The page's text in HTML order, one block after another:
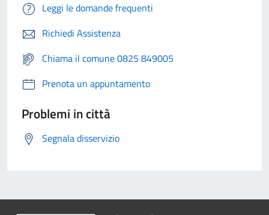
Leggi le domande frequenti
Richiedi Assistenza
Chiama il comune 0825 849005
Prenota un appuntamento
Problemi in città
Segnala disservizio